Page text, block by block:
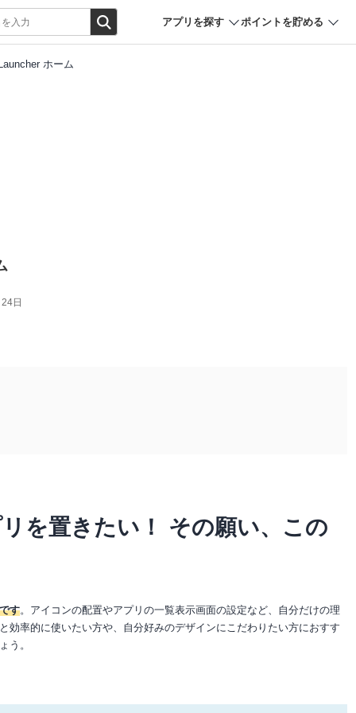
アプリを探す ポイントを貯める
ホーム
日
を置きたい！ その願い、この
す。アイコンの配置やアプリの一覧表示画面の設定など、自分だけの理
効率的に使いたい方や、自分好みのデザインにこだわりたい方におすす
う。